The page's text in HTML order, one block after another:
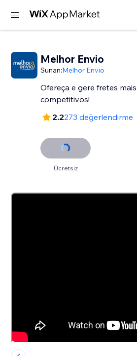
Melhor Envio
Sunan:Melhor Envio
Ofereça e gere fretes mais
competitivos!
2.2273 değerlendirme
Ücretsiz